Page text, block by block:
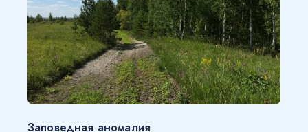
Заповедная аномалия